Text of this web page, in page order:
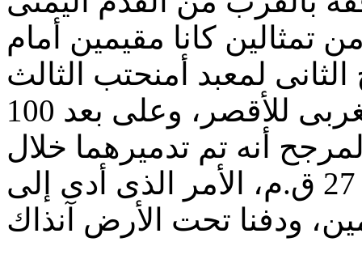
تمثالين كانا مقيمين أمام
لمعبد أمنحتب الثالث
الموجود بمنطقة القرنة بالبر الغربى للأقصر، وعلى بعد 100
أنه تم تدميرهما خلال
الزلزال الذى وقع فى مصر عام 27 ق.م، الأمر الذى أدى إلى
ودفنا تحت الأرض آنذاك